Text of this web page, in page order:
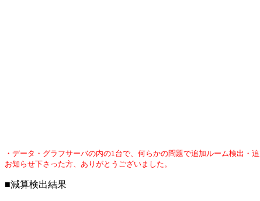
・データ・グラフサーバの内の1台で、何らかの問題で追加ルーム検出・
お知らせ下さった方、ありがとうございました。
■減算検出結果